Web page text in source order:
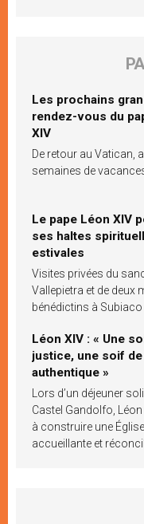
Les prochains
rendez-vous du
XIV
De retour au Vatican,
semaines de
Le pape Léon XIV
ses haltes
estivales
Visites privées du
Vallepietra et de deux
bénédictins à Subiaco
Léon XIV : « Une
justice, une soif
authentique »
Lors d’un déjeuner
Castel Gandolfo, Léon
à construire une Église
accueillante et